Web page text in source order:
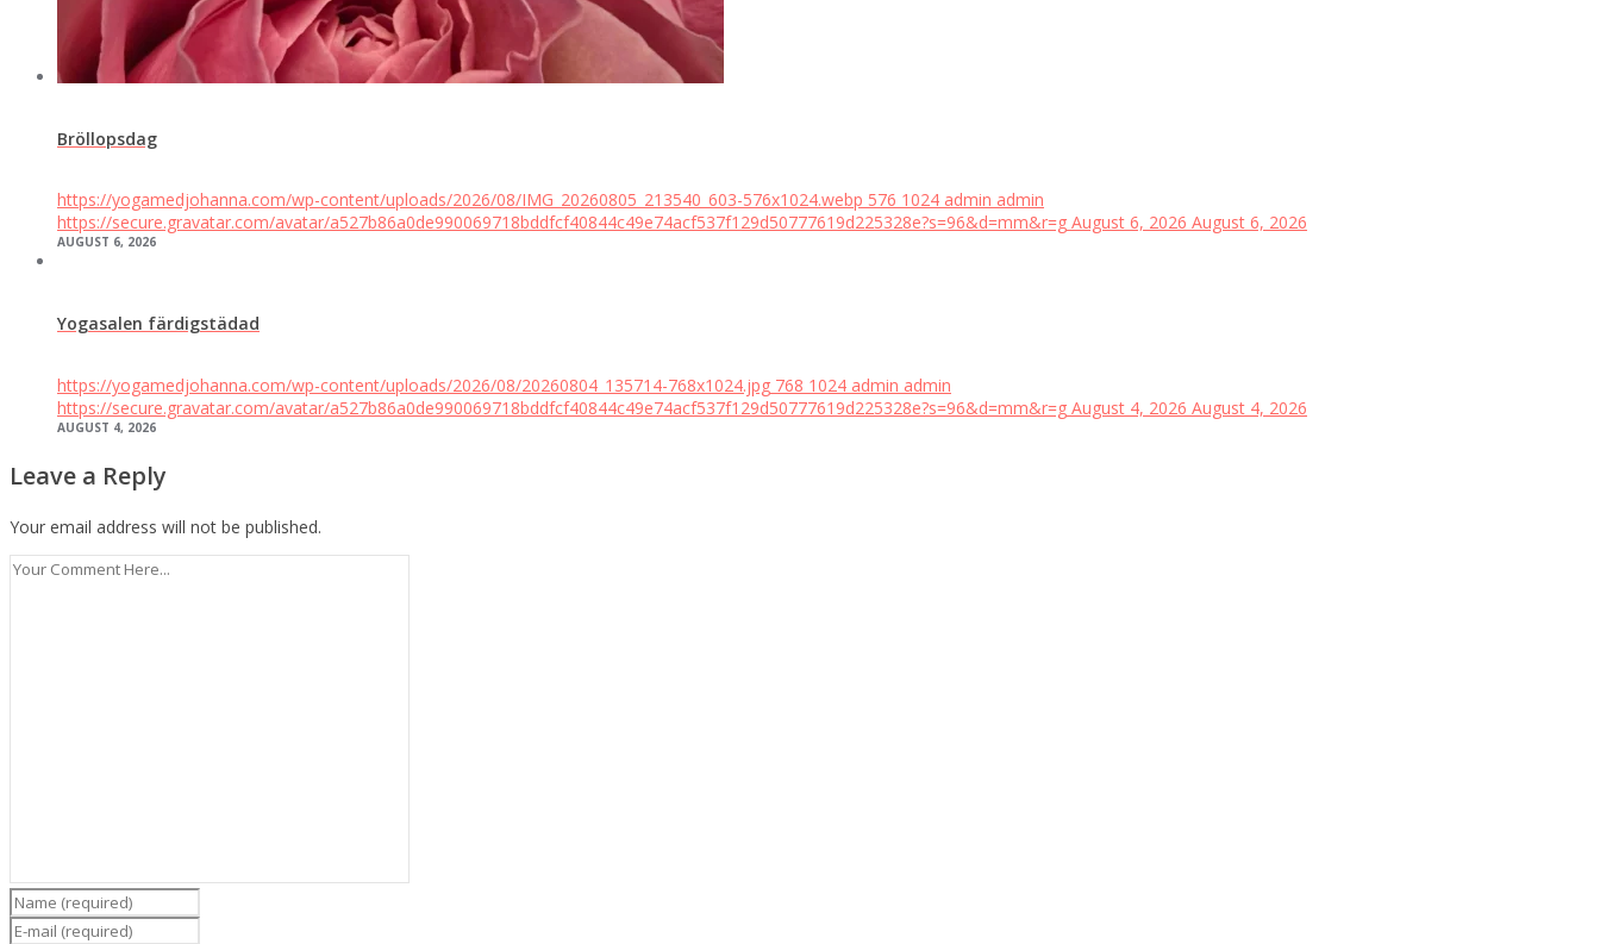
Bröllopsdag
https://yogamedjohanna.com/wp-content/uploads/2026/08/IMG_20260805_213540_603-576x1024.webp 576 1024 admin admin
https://secure.gravatar.com/avatar/a527b86a0de990069718bddfcf40844c49e74acf537f129d50777619d225328e?s=96&d=mm&r=g August 6, 2026 August 6, 2026
AUGUST 6, 2026
Yogasalen färdigstädad
https://yogamedjohanna.com/wp-content/uploads/2026/08/20260804_135714-768x1024.jpg 768 1024 admin admin
https://secure.gravatar.com/avatar/a527b86a0de990069718bddfcf40844c49e74acf537f129d50777619d225328e?s=96&d=mm&r=g August 4, 2026 August 4, 2026
AUGUST 4, 2026
Leave a Reply
Your email address will not be published.